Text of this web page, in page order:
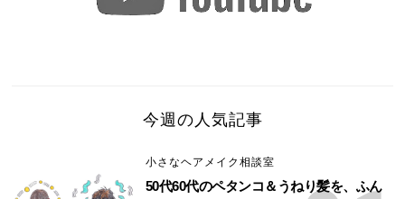
今週の人気記事
小さなヘアメイク相談室
50代60代のペタンコ＆うねり髪を、ふん